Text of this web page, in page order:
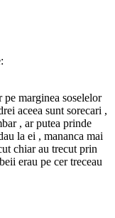
marginea soselelor
aceea sunt sorecari ,
, ar putea prinde
la ei , mananca mai
chiar au trecut prin
erau pe cer treceau